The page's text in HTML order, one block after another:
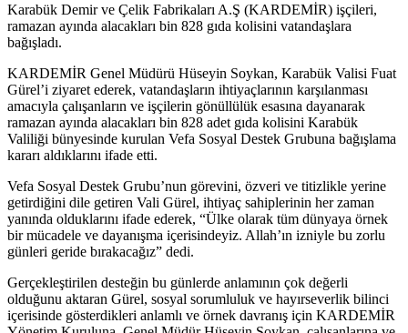
Karabük Demir ve Çelik Fabrikaları A.Ş (KARDEMİR) işçileri,
ramazan ayında alacakları bin 828 gıda kolisini vatandaşlara
bağışladı.
KARDEMİR Genel Müdürü Hüseyin Soykan, Karabük Valisi Fuat
Gürel’i ziyaret ederek, vatandaşların ihtiyaçlarının karşılanması
amacıyla çalışanların ve işçilerin gönüllülük esasına dayanarak
ramazan ayında alacakları bin 828 adet gıda kolisini Karabük
Valiliği bünyesinde kurulan Vefa Sosyal Destek Grubuna bağışlama
kararı aldıklarını ifade etti.
Vefa Sosyal Destek Grubu’nun görevini, özveri ve titizlikle yerine
getirdiğini dile getiren Vali Gürel, ihtiyaç sahiplerinin her zaman
yanında olduklarını ifade ederek, “Ülke olarak tüm dünyaya örnek
bir mücadele ve dayanışma içerisindeyiz. Allah’ın izniyle bu zorlu
günleri geride bırakacağız” dedi.
Gerçekleştirilen desteğin bu günlerde anlamının çok değerli
olduğunu aktaran Gürel, sosyal sorumluluk ve hayırseverlik bilinci
içerisinde gösterdikleri anlamlı ve örnek davranış için KARDEMİR